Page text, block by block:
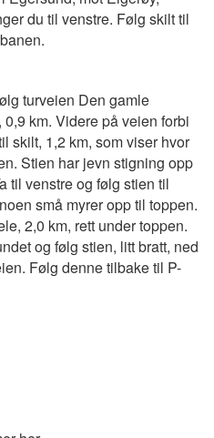
du til venstre. Følg skilt til
turveien Den gamle
km. Videre på veien forbi
skilt, 1,2 km, som viser hvor
Stien har jevn stigning opp
til venstre og følg stien til
små myrer opp til toppen.
2,0 km, rett under toppen.
og følg stien, litt bratt, ned
Følg denne tilbake til P-